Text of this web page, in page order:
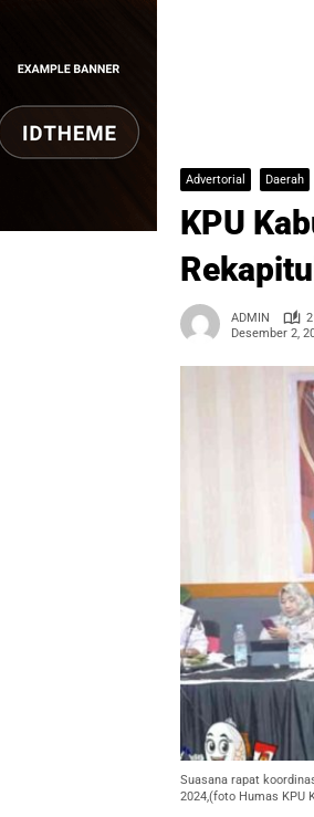
Advertorial Daerah
KPU
ADMIN
Desember 2,
Suasana rapat
2024,(foto Humas KPU